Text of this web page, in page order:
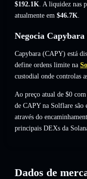
$192.1K. A liquidez nas
atualmente em $46.7K.
Negocia
Capybara (CAPY) está
define ordens limite na
custodial onde controlas
Ao preço atual de $0
de CAPY na Solflare são
através do
principais DEXs da
Dados de